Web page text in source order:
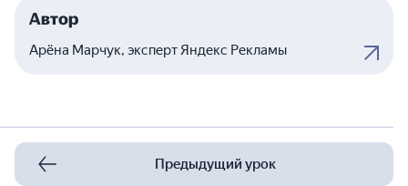
Автор
Арёна Марчук, эксперт Яндекс Рекламы
Предыдущий урок